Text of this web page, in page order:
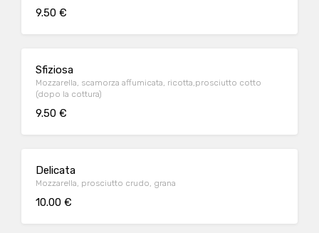
9.50 €
Sfiziosa
Mozzarella, scamorza affumicata, ricotta,prosciutto cotto
(dopo la cottura)
9.50 €
Delicata
Mozzarella, prosciutto crudo, grana
10.00 €